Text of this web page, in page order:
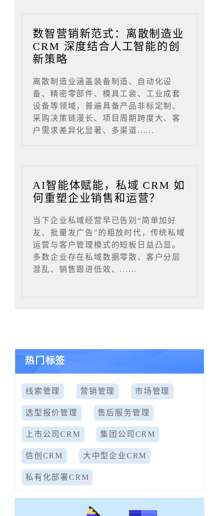
数智营销新范式：离散制造业
CRM 深度结合人工智能的创
新策略
离散制造业涵盖装备制造、自动化设
备、精密零部件、模具工装、工业成套
设备等领域，普遍具备产品非标定制、
采购决策链漫长、项目周期跨度大、客
户需求差异化显著、多渠道......
AI智能体赋能，私域 CRM 如
何重塑企业销售和运营？
当下企业私域经营早已告别“简单加好
友、批量发广告”的粗放时代，传统私域
运营与客户管理模式的短板日益凸显。
多数企业存在私域数据零散、客户分层
混乱、销售跟进低效、......
热门标签
线索管理 营销管理 市场管理
选型报价管理 售后服务管理
上市公司CRM 集团公司CRM
信创CRM 大中型企业CRM
私有化部署CRM